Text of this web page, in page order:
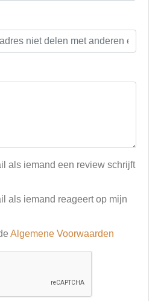
als iemand een review schrijft
als iemand reageert op mijn
Algemene Voorwaarden